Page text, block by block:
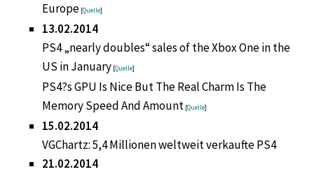
Europe [Quelle]
13.02.2014
PS4 „nearly doubles“ sales of the Xbox One in the
US in January [Quelle]
PS4?s GPU Is Nice But The Real Charm Is The
Memory Speed And Amount [Quelle]
15.02.2014
VGChartz: 5,4 Millionen weltweit verkaufte PS4
21.02.2014